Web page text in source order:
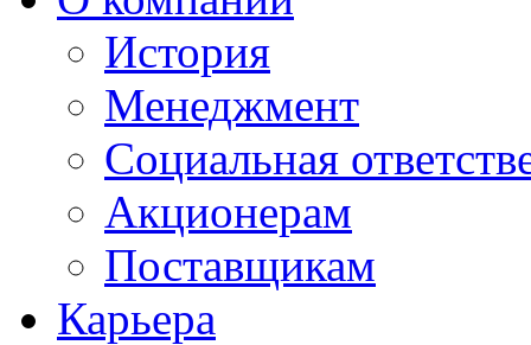
История
Менеджмент
Социальная
Акционерам
Поставщикам
Карьера